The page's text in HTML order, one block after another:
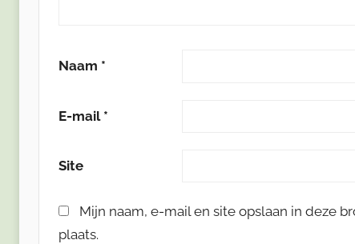
Naam *
E-mail *
Site
Mijn naam, e-mail en site opslaan in deze
plaats.